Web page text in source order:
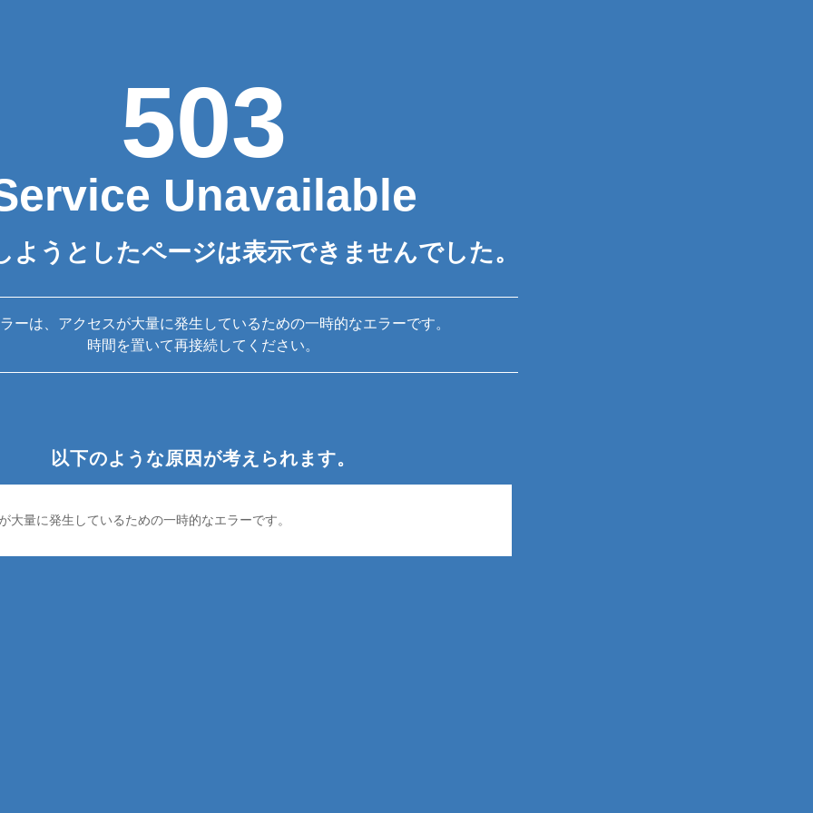
503
Unavailable
ようとしたページは表示できませんでした。
ーは、アクセスが大量に発生しているための一時的なエラーです。
時間を置いて再接続してください。
以下のような原因が考えられます。
大量に発生しているための一時的なエラーです。